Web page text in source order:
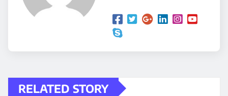
RELATED STORY